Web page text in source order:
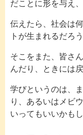
だことに形を与え
伝えたら、社会は
トが生まれるだろう
そこをまた、皆さ
んだり、ときには
学びというのは、
り、あるいはメビ
いってもいいかも